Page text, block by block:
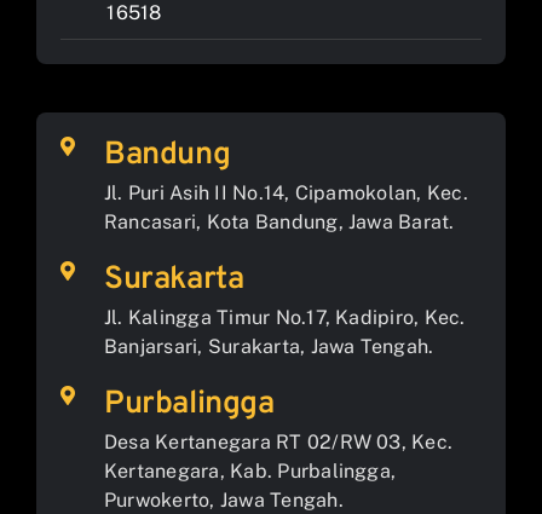
16518
Bandung
Jl. Puri Asih II No.14, Cipamokolan, Kec.
Rancasari, Kota Bandung, Jawa Barat.
Surakarta
Jl. Kalingga Timur No.17, Kadipiro, Kec.
Banjarsari, Surakarta, Jawa Tengah.
Purbalingga
Desa Kertanegara RT 02/RW 03, Kec.
Kertanegara, Kab. Purbalingga,
Purwokerto, Jawa Tengah.